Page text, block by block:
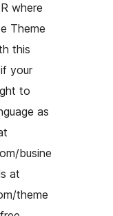
where
Theme
this
your
to
as
busine
at
theme